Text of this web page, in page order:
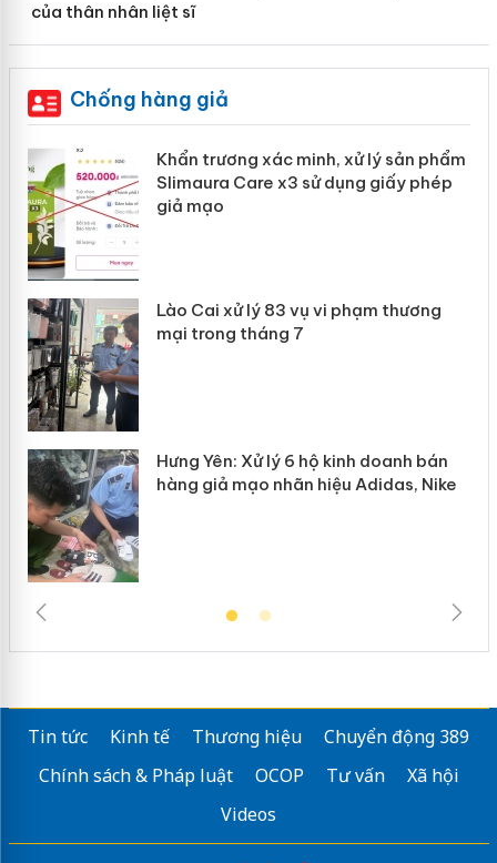
của thân nhân liệt sĩ
Chống hàng giả
Khẩn trương xác minh, xử lý sản phẩm
Slimaura Care x3 sử dụng giấy phép
giả mạo
Lào Cai xử lý 83 vụ vi phạm thương
mại trong tháng 7
Hưng Yên: Xử lý 6 hộ kinh doanh bán
hàng giả mạo nhãn hiệu Adidas, Nike
Tin tức Kinh tế Thương hiệu
Chuyển động 389
Chính sách & Pháp luật
OCOP Tư vấn
Xã hội
Videos